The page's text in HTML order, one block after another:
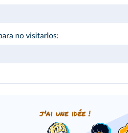
no visitarlos:
j'ai une idée !